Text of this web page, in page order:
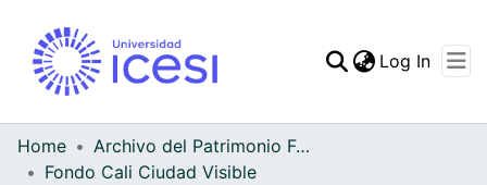
Log In
Home
Archivo del Patrimonio Fotográfico y Fílmico del Valle del Cauca
Fondo Cali Ciudad Visible